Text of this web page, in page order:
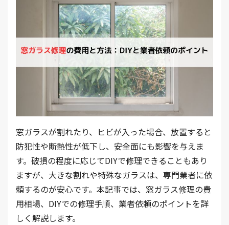
窓ガラスが割れたり、ヒビが入った場合、放置すると
防犯性や断熱性が低下し、安全面にも影響を与えま
す。破損の程度に応じてDIYで修理できることもあり
ますが、大きな割れや特殊なガラスは、専門業者に依
頼するのが安心です。本記事では、窓ガラス修理の費
用相場、DIYでの修理手順、業者依頼のポイントを詳
しく解説します。